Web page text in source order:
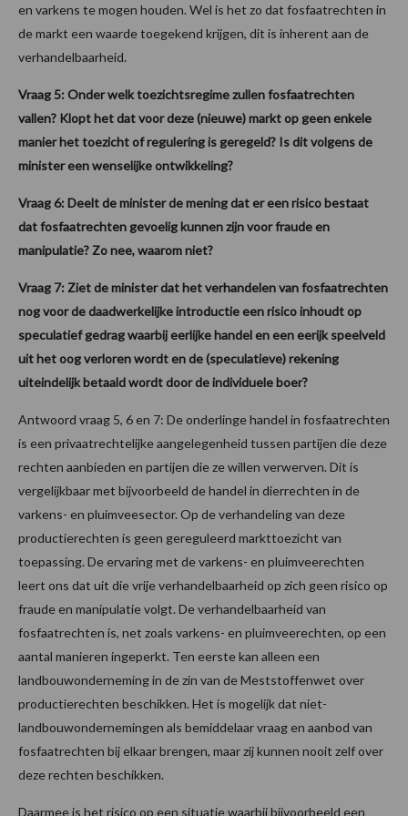
en varkens te mogen houden. Wel is het zo dat fosfaatrechten in
de markt een waarde toegekend krijgen, dit is inherent aan de
verhandelbaarheid.
Vraag 5: Onder welk toezichtsregime zullen fosfaatrechten
vallen? Klopt het dat voor deze (nieuwe) markt op geen enkele
manier het toezicht of regulering is geregeld? Is dit volgens de
minister een wenselijke ontwikkeling?
Vraag 6: Deelt de minister de mening dat er een risico bestaat
dat fosfaatrechten gevoelig kunnen zijn voor fraude en
manipulatie? Zo nee, waarom niet?
Vraag 7: Ziet de minister dat het verhandelen van fosfaatrechten
nog voor de daadwerkelijke introductie een risico inhoudt op
speculatief gedrag waarbij eerlijke handel en een eerijk speelveld
uit het oog verloren wordt en de (speculatieve) rekening
uiteindelijk betaald wordt door de individuele boer?
Antwoord vraag 5, 6 en 7: De onderlinge handel in fosfaatrechten
is een privaatrechtelijke aangelegenheid tussen partijen die deze
rechten aanbieden en partijen die ze willen verwerven. Dit is
vergelijkbaar met bijvoorbeeld de handel in dierrechten in de
varkens- en pluimveesector. Op de verhandeling van deze
productierechten is geen gereguleerd markttoezicht van
toepassing. De ervaring met de varkens- en pluimveerechten
leert ons dat uit die vrije verhandelbaarheid op zich geen risico op
fraude en manipulatie volgt. De verhandelbaarheid van
fosfaatrechten is, net zoals varkens- en pluimveerechten, op een
aantal manieren ingeperkt. Ten eerste kan alleen een
landbouwonderneming in de zin van de Meststoffenwet over
productierechten beschikken. Het is mogelijk dat niet-
landbouwondernemingen als bemiddelaar vraag en aanbod van
fosfaatrechten bij elkaar brengen, maar zij kunnen nooit zelf over
deze rechten beschikken.
Daarmee is het risico op een situatie waarbij bijvoorbeeld een